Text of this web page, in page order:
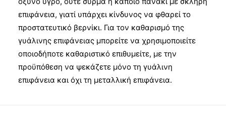
επιφάνεια, γιατί υπάρχει κίνδυνος να φθαρεί το
προστατευτικό βερνίκι. Για τον καθαρισμό της
γυάλινης επιφάνειας μπορείτε να χρησιμοποιείτε
οποιοδήποτε καθαριστικό επιθυμείτε, με την
προϋπόθεση να ψεκάζετε μόνο τη γυάλινη
επιφάνεια και όχι τη μεταλλική επιφάνεια.